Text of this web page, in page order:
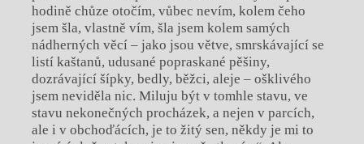
hodině chůze otočím, vůbec nevím, kolem čeho
jsem šla, vlastně vím, šla jsem kolem samých
nádherných věcí – jako jsou větve, smrskávající se
listí kaštanů, udusané popraskané pěšiny,
dozrávající šípky, bedly, běžci, aleje – ošklivého
jsem neviděla nic. Miluju být v tomhle stavu, ve
stavu nekonečných procházek, a nejen v parcích,
ale i v obchoďácích, je to žitý sen, někdy je mi to